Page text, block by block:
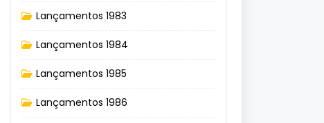
Lançamentos 1983
Lançamentos 1984
Lançamentos 1985
Lançamentos 1986